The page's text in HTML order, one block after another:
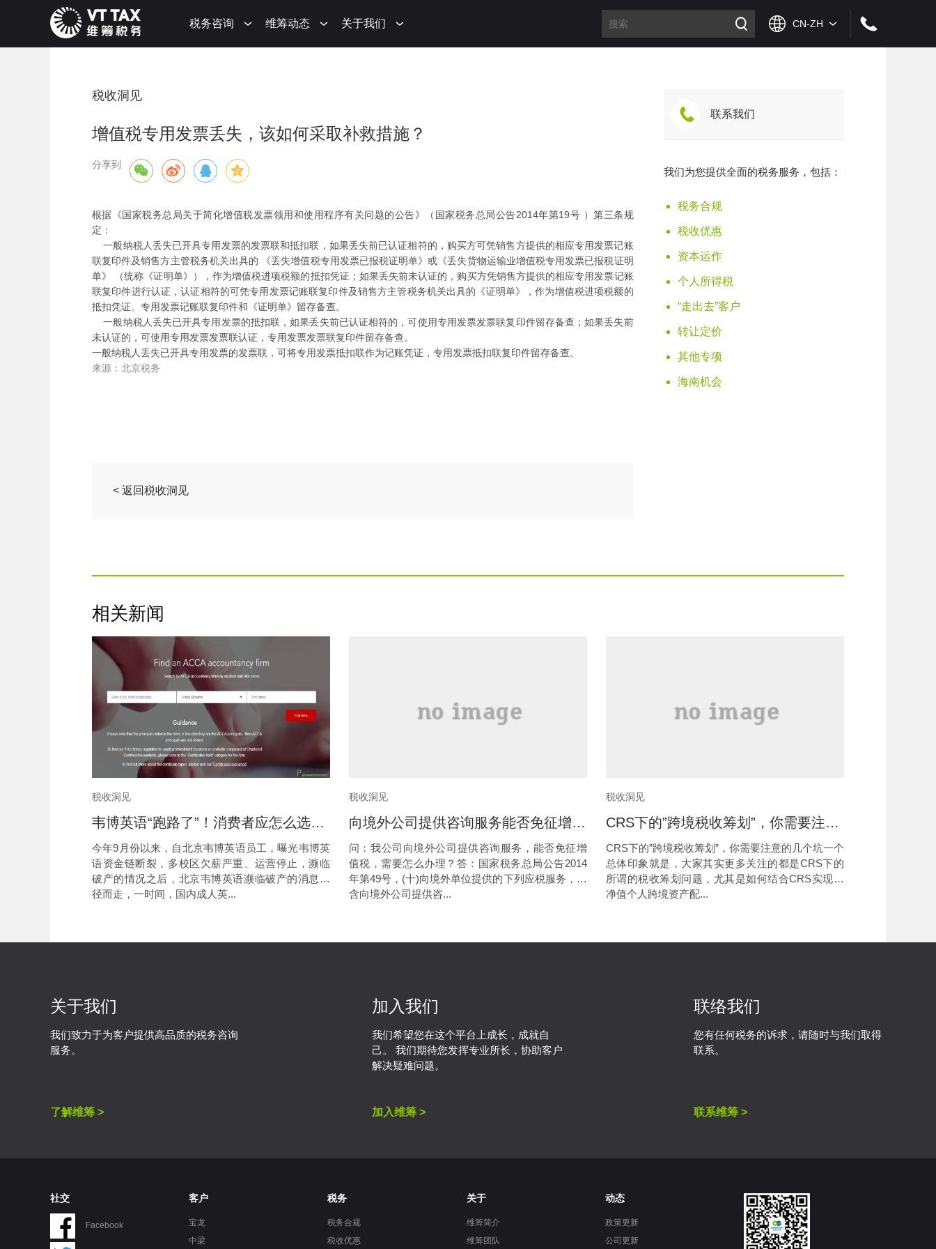
税务咨询 维筹动态 关于我们
税收洞见
增值税专用发票丢失，该如何采取补救措施？
分享到
根据《国家税务总局关于简化增值税发票领用和使用程序有关问题的公告》（国家税务总局公告2014年第19号 ）第三条规
定：
一般纳税人丢失已开具专用发票的发票联和抵扣联，如果丢失前已认证相符的，购买方可凭销售方提供的相应专用发票记账
联复印件及销售方主管税务机关出具的 《丢失增值税专用发票已报税证明单》或《丢失货物运输业增值税专用发票已报税证明
单》 （统称《证明单》），作为增值税进项税额的抵扣凭证；如果丢失前未认证的，购买方凭销售方提供的相应专用发票记账
联复印件进行认证，认证相符的可凭专用发票记账联复印件及销售方主管税务机关出具的《证明单》，作为增值税进项税额的
抵扣凭证。专用发票记账联复印件和《证明单》留存备查。
一般纳税人丢失已开具专用发票的抵扣联，如果丢失前已认证相符的，可使用专用发票发票联复印件留存备查；如果丢失前
未认证的，可使用专用发票发票联认证，专用发票发票联复印件留存备查。
一般纳税人丢失已开具专用发票的发票联，可将专用发票抵扣联作为记账凭证，专用发票抵扣联复印件留存备查。
来源：北京税务
< 返回税收洞见
联系我们
我们为您提供全面的税务服务，包括：
税务合规
税收优惠
资本运作
个人所得税
“走出去”客户
转让定价
其他专项
海南机会
相关新闻
税收洞见
韦博英语“跑路了”！消费者应怎么选择服务商？
今年9月份以来，自北京韦博英语员工，曝光韦博英
语资金链断裂，多校区欠薪严重、运营停止，濒临
破产的情况之后，北京韦博英语濒临破产的消息不
径而走，一时间，国内成人英...
税收洞见
向境外公司提供咨询服务能否免征增值税
问：我公司向境外公司提供咨询服务，能否免征增
值税，需要怎么办理？答：国家税务总局公告2014
年第49号，(十)向境外单位提供的下列应税服务，包
含向境外公司提供咨...
税收洞见
CRS下的”跨境税收筹划”，你需要注意的几个坑
CRS下的”跨境税收筹划”，你需要注意的几个坑一个
总体印象就是，大家其实更多关注的都是CRS下的
所谓的税收筹划问题，尤其是如何结合CRS实现高
净值个人跨境资产配...
关于我们
我们致力于为客户提供高品质的税务咨询
服务。
了解维筹 >
加入我们
我们希望您在这个平台上成长，成就自
己。 我们期待您发挥专业所长，协助客户
解决疑难问题。
加入维筹 >
联络我们
您有任何税务的诉求，请随时与我们取得
联系。
联系维筹 >
社交
Facebook
客户
宝龙
中梁
税务
税务合规
税收优惠
关于
维筹简介
维筹团队
动态
政策更新
公司更新